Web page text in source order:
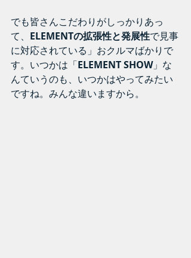
でも皆さんこだわりがしっかりあっ
て、 ELEMENTの拡張性と発展性で見事
に対応されている」おクルマばかりで
す。いつかは「ELEMENT SHOW」な
んていうのも、いつかはやってみたい
ですね。みんな違いますから。